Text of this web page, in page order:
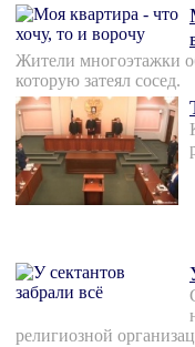
Жители многоэтажки
которую затеял сосед.
религиозной